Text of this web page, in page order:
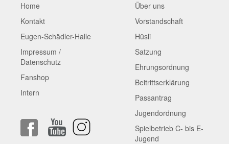
Home
Kontakt
Eugen-Schädler-Halle
Impressum /
Datenschutz
Fanshop
Intern
Über uns
Vorstandschaft
Hüsli
Satzung
Ehrungsordnung
Beitrittserklärung
Passantrag
Jugendordnung
Spielbetrieb C- bis E-
Jugend